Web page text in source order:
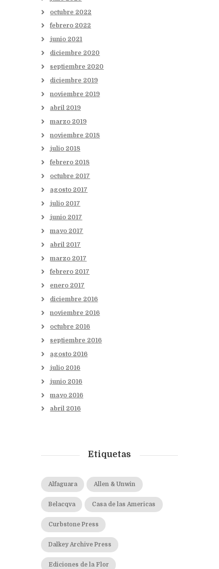
octubre 2022
febrero 2022
junio 2021
diciembre 2020
septiembre 2020
diciembre 2019
noviembre 2019
abril 2019
marzo 2019
noviembre 2018
julio 2018
febrero 2018
octubre 2017
agosto 2017
julio 2017
junio 2017
mayo 2017
abril 2017
marzo 2017
febrero 2017
enero 2017
diciembre 2016
noviembre 2016
octubre 2016
septiembre 2016
agosto 2016
julio 2016
junio 2016
mayo 2016
abril 2016
Etiquetas
Alfaguara Allen & Unwin
Belacqva Casa de las Americas
Curbstone Press
Dalkey Archive Press
Ediciones de la Flor